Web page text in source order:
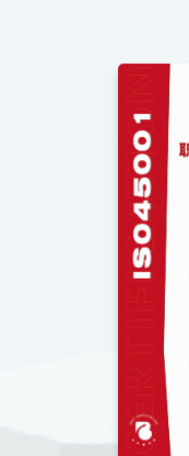
98展装设计铜奖